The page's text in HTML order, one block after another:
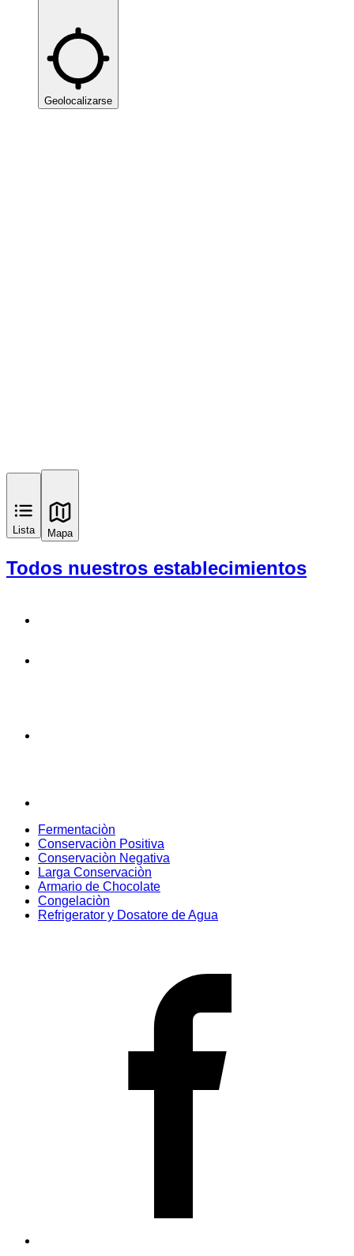
Geolocalizarse
Lista Mapa
Todos nuestros establecimientos
Fermentaciòn
Conservaciòn Positiva
Conservaciòn Negativa
Larga Conservaciòn
Armario de Chocolate
Congelaciòn
Refrigerator y Dosatore de Agua